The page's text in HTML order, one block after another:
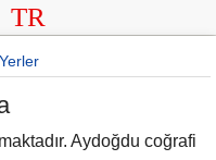
TR
Aydoğdu coğrafi